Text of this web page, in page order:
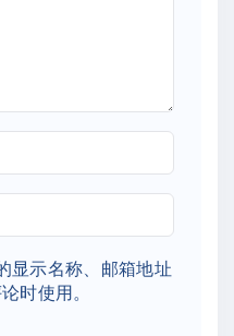
显示名称、邮箱地址
时使用。